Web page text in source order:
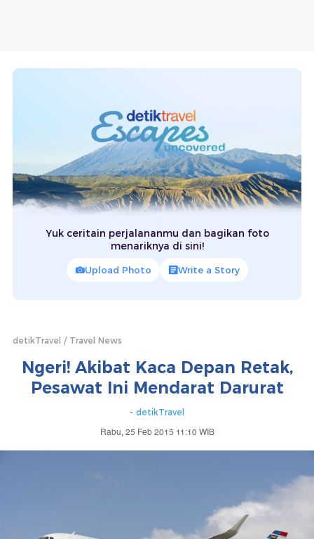
Yuk ceritain perjalananmu dan bagikan foto
menariknya di sini!
Upload Photo Write a Story
detikTravel Travel News
Ngeri! Akibat Kaca Depan Retak,
Pesawat Ini Mendarat Darurat
- detikTravel
Rabu, 25 Feb 2015 11:10 WIB